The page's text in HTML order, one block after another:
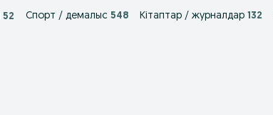
52 Спорт / демалыс 548 Кітаптар / журналдар 132